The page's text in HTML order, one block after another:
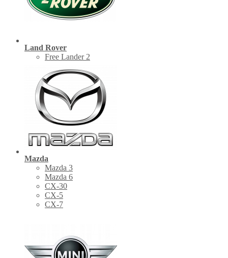
Land Rover
Free Lander 2
Mazda
Mazda 3
Mazda 6
CX-30
СХ-5
CX-7